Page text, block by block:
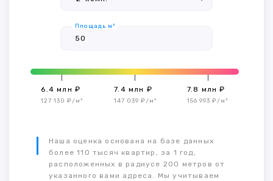
Площадь м²
6.4 млн ₽
127 130 ₽/м²
7.4 млн ₽
147 039 ₽/м²
7.8 млн ₽
156 993 ₽/м²
Наша оценка основана на базе данных
более 110 тысяч квартир, за 1 год,
расположенных в радиусе 200 метров от
указанного вами адреса. Мы учитываем